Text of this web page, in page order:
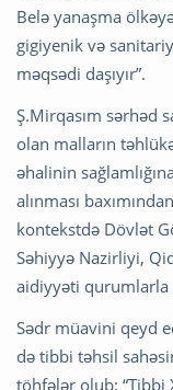
Belə yanaşma
gigiyenik və
məqsədi daşıyır”.
Ş.Mirqasım sərhəd
olan malların
əhalinin
alınması
kontekstdə Dövlət
Səhiyyə Nazirliyi,
aidiyyəti qurumlarla
Sədr müavini qeyd
də tibbi təhsil
töhfələr olub: